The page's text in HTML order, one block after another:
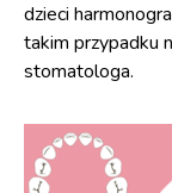
dzieci
takim przypadku
stomatologa.